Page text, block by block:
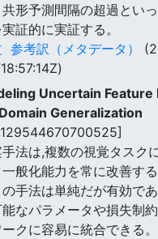
共形予測間隔の超過とい
証的に実証する。
参考訳（メタデータ）
Uncertain
Generalization
法は,複数の視覚タスク
般化能力を常に改善する
手法は単純だが有効で
なパラメータや損失制
ークに容易に統合できる。